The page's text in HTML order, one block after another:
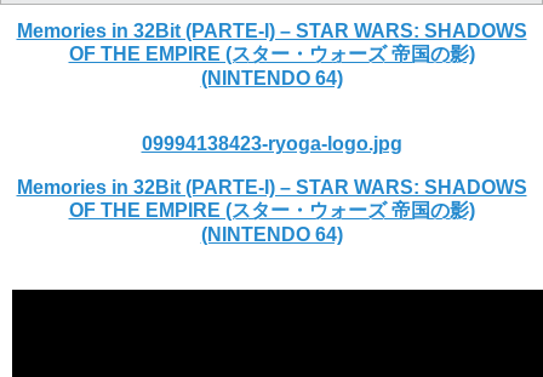
Memories in 32Bit (PARTE-I) – STAR WARS: SHADOWS
OF THE EMPIRE (スター・ウォーズ 帝国の影)
(NINTENDO 64)
09994138423-ryoga-logo.jpg
Memories in 32Bit (PARTE-I) – STAR WARS: SHADOWS
OF THE EMPIRE (スター・ウォーズ 帝国の影)
(NINTENDO 64)